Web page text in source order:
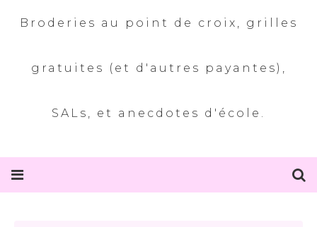
Broderies au point de croix, grilles
gratuites (et d'autres payantes),
SALs, et anecdotes d'école.